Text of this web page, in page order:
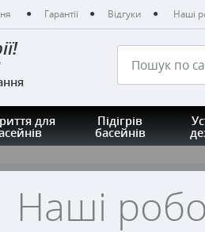
Гарантії Відгуки Наші
для Підігрів
басейнів
Наші